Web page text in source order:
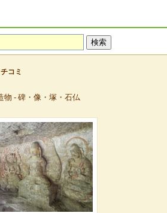
コミ
物 - 碑・像・塚・石仏